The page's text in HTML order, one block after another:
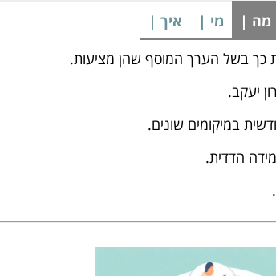
מה | מי |
איך |
כך בשל הערך המוסף שהן מציעות.
יעקב.
הדדית.